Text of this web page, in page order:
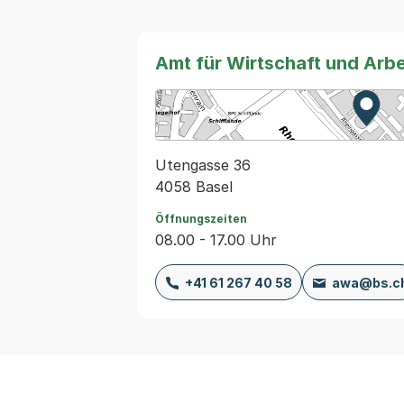
Amt für Wirtschaft und
Zur
Utengasse 36
4058 Basel
Öffnungszeiten
08.00 - 17.00 Uhr
+41 61 267 40 58